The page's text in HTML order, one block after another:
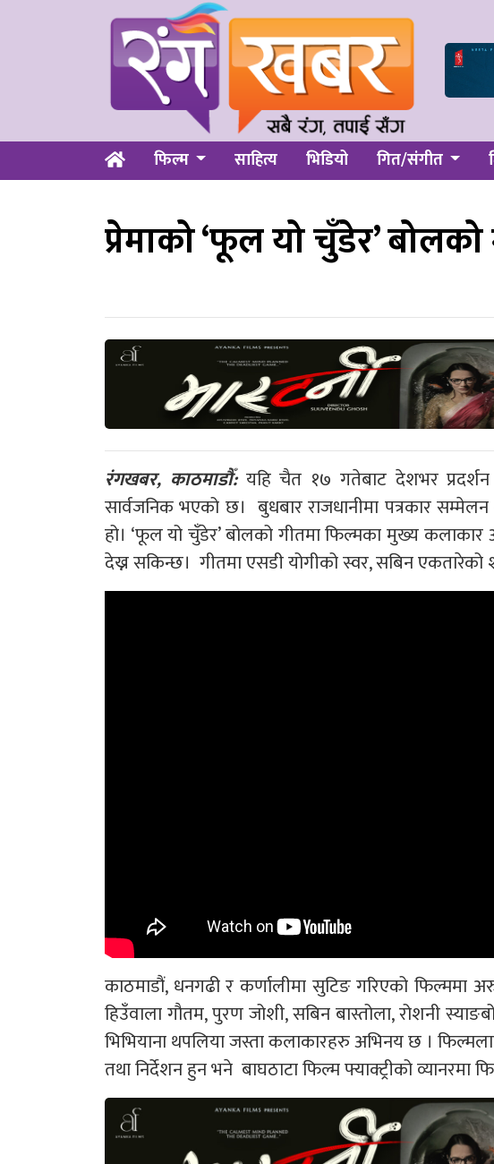
फिल्म साहित्य भिडियो गित/संगीत
प्रेमाको ‘फूल यो चुँडेर’
रंगखबर, काठमाडौँ: यहि चैत १७ गतेबाट देशभर प्रदर्शन
सार्वजनिक भएको छ। बुधबार राजधानीमा पत्रकार सम्मेलन
हो। ‘फूल यो चुँडेर’ बोलको गीतमा फिल्मका मुख्य कलाकार
देख्न सकिन्छ। गीतमा एसडी योगीको स्वर, सबिन एकतारेको
काठमाडौं, धनगढी र कर्णालीमा सुटिङ गरिएको फिल्ममा
हिउँवाला गौतम, पुरण जोशी, सबिन बास्तोला, रोशनी
भिभियाना थपलिया जस्ता कलाकारहरु अभिनय छ ।
तथा निर्देशन हुन भने बाघठाटा फिल्म फ्याक्ट्रीको व्यानरमा